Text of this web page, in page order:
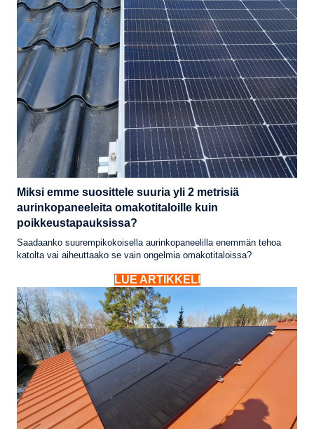
Miksi emme suosittele suuria yli 2 metrisiä
aurinkopaneeleita omakotitaloille kuin
poikkeustapauksissa?
Saadaanko suurempikokoisella aurinkopaneelilla enemmän tehoa
katolta vai aiheuttaako se vain ongelmia omakotitaloissa?
LUE ARTIKKELI